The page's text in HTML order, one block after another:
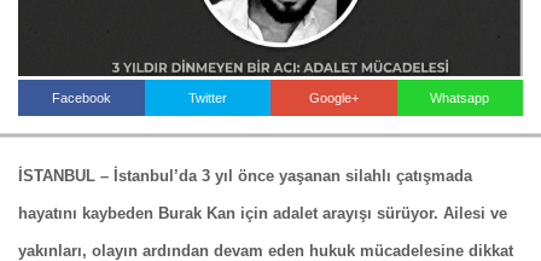
Facebook Twitter Google+ Whatsapp
İSTANBUL – İstanbul’da 3 yıl önce yaşanan silahlı çatışmada
hayatını kaybeden Burak Kan için adalet arayışı sürüyor. Ailesi ve
yakınları, olayın ardından devam eden hukuk mücadelesine dikkat
Haberin Doğru Adresi.